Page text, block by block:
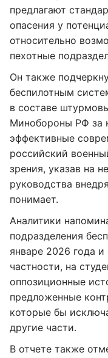
предлагают
опасения у
относительно
пехотные
Он также
беспилотным
в составе
Минобороны РФ за
эффективные
российский
зрения, указав на
руководства
понимает.
Аналитики
подразделения
январе 2026 года
частности, на
оппозиционные
предложенные
которые бы
другие части.
В отчете также